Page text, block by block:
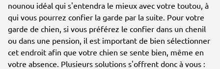
nounou idéal qui s'entendra le mieux avec votre toutou, à
qui vous pourrez confier la garde par la suite. Pour votre
garde de chien, si vous préférez le confier dans un chenil
ou dans une pension, il est important de bien sélectionner
cet endroit afin que votre chien se sente bien, même en
votre absence. Plusieurs solutions s'offrent donc à vous :